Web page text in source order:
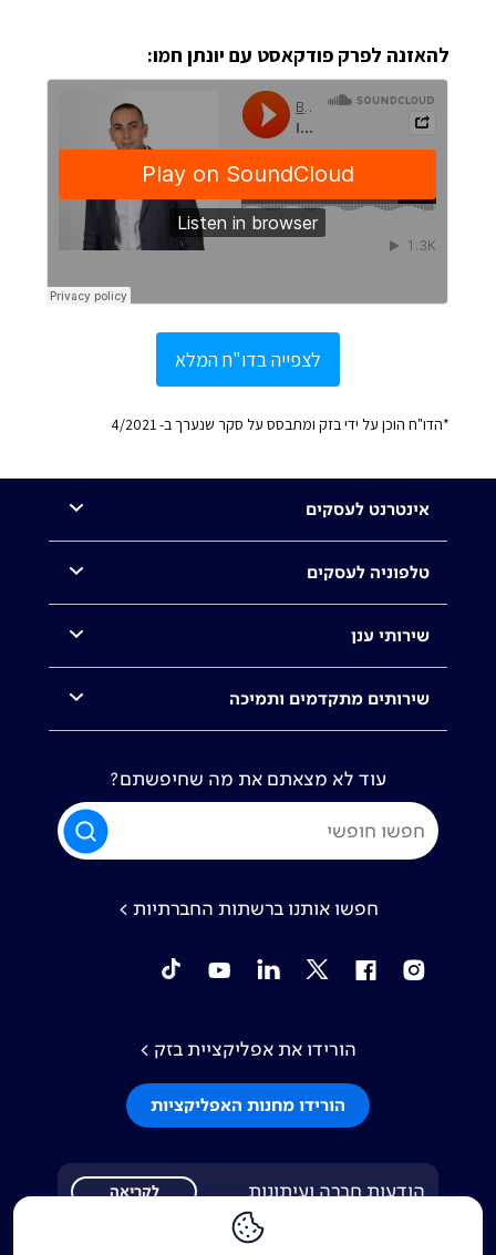
להאזנה לפרק פודקאסט עם יונתן חמו:
לצפייה בדו"ח המלא
*הדו"ח הוכן על ידי בזק ומתבסס על סקר שנערך ב- 4/2021
אינטרנט לעסקים
טלפוניה לעסקים
שירותי ענן
שירותים מתקדמים ותמיכה
עוד לא מצאתם את מה שחיפשתם?
חפשו אותנו ברשתות החברתיות >
Instagram
Facebook
Twitter
Linkedin
YouTube
tiktok
הורידו את אפליקציית בזק >
הורידו מחנות האפליקציות
הודעות חברה ועיתונות לקריאה